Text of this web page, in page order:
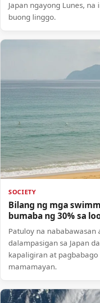
Japan ngayong Lunes,
buong linggo.
SOCIETY
Bilang ng mga
bumaba ng 30% sa
Patuloy na
dalampasigan sa Japan
kapaligiran at
mamamayan.